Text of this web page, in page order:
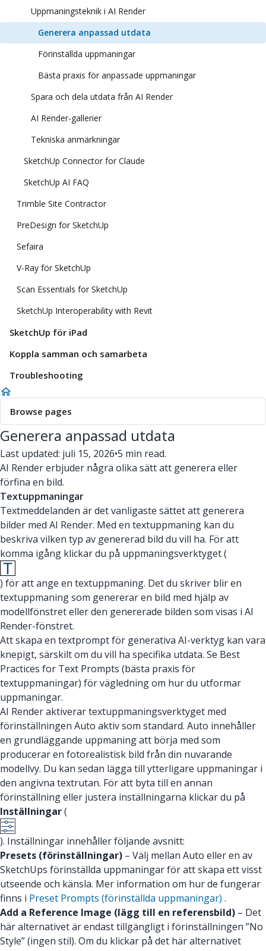
Uppmaningsteknik i AI Render
Generera anpassad utdata
Förinställda uppmaningar
Bästa praxis för anpassade uppmaningar
Spara och dela utdata från AI Render
AI Render-gallerier
Tekniska anmärkningar
SketchUp Connector for Claude
SketchUp AI FAQ
Trimble Site Contractor
PreDesign for SketchUp
Sefaira
V-Ray för SketchUp
Scan Essentials for SketchUp
SketchUp Interoperability with Revit
SketchUp för iPad
Koppla samman och samarbeta
Troubleshooting
Browse pages
Generera anpassad utdata
Last updated: juli 15, 2026•5 min read.
AI Render erbjuder några olika sätt att generera eller
förfina en bild.
Textuppmaningar
Textmeddelanden är det vanligaste sättet att generera
bilder med AI Render. Med en textuppmaning kan du
beskriva vilken typ av genererad bild du vill ha. För att
komma igång klickar du på uppmaningsverktyget (
) för att ange en textuppmaning. Det du skriver blir en
textuppmaning som genererar en bild med hjälp av
modellfönstret eller den genererade bilden som visas i AI
Render-fönstret.
Att skapa en textprompt för generativa AI-verktyg kan vara
knepigt, särskilt om du vill ha specifika utdata. Se Best
Practices for Text Prompts (bästa praxis för
textuppmaningar) för vägledning om hur du utformar
uppmaningar.
AI Render aktiverar textuppmaningsverktyget med
förinställningen Auto aktiv som standard. Auto innehåller
en grundläggande uppmaning att börja med som
producerar en fotorealistisk bild från din nuvarande
modellvy. Du kan sedan lägga till ytterligare uppmaningar i
den angivna textrutan. För att byta till en annan
förinställning eller justera inställningarna klickar du på
Inställningar(
). Inställningar innehåller följande avsnitt:
Presets (förinställningar) – Välj mellan Auto eller en av
SketchUps förinställda uppmaningar för att skapa ett visst
utseende och känsla. Mer information om hur de fungerar
finns i Preset Prompts (förinställda uppmaningar) .
Add a Reference Image (lägg till en referensbild) – Det
här alternativet är endast tillgängligt i förinställningen ”No
Style” (ingen stil). Om du klickar på det här alternativet